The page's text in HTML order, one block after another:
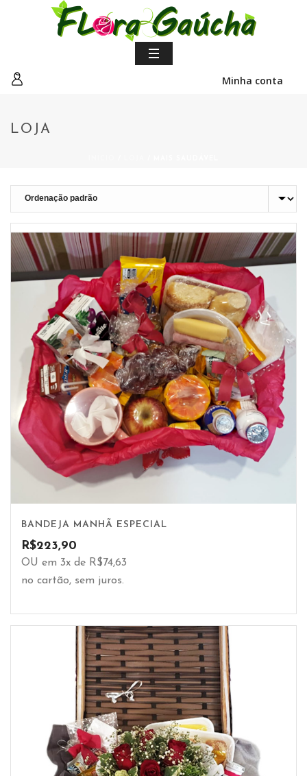
Minha conta
LOJA
BANDEJA MANHÃ ESPECIAL
R$223,90
OU em 3x de R$74,63
no cartão, sem juros.